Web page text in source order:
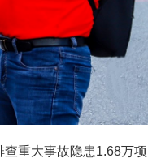
重大事故隐患1.68万